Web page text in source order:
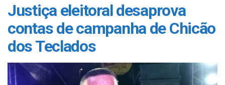
Justiça eleitoral desaprova
contas de campanha de Chicão
dos Teclados